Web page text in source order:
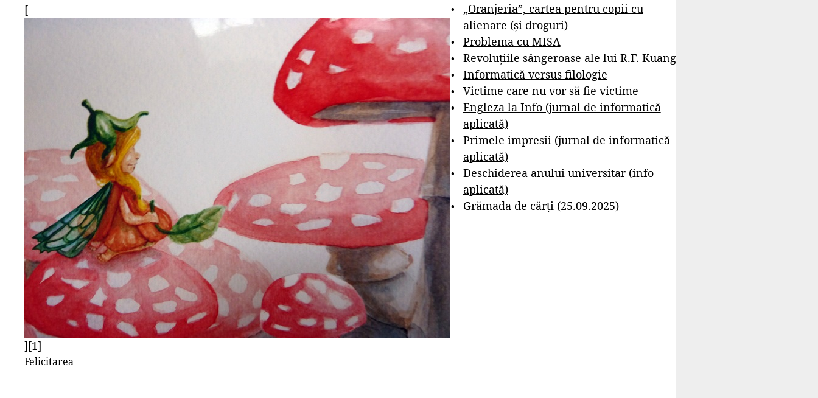
[
][1]
Felicitarea
„Oranjeria”, cartea pentru copii cu
alienare (și droguri)
Problema cu MISA
Revoluțiile sângeroase ale lui R.F. Kuang
Informatică versus filologie
Victime care nu vor să fie victime
Engleza la Info (jurnal de informatică
aplicată)
Primele impresii (jurnal de informatică
aplicată)
Deschiderea anului universitar (info
aplicată)
Grămada de cărți (25.09.2025)